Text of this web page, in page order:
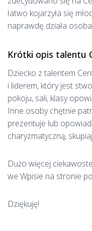
łatwo kojarzyła się
naprawdę działa
Krótki opis talentu
Dziecko z talentem
i liderem, który jest
pokoju, sali, klasy
Inne osoby chętnie
prezentuje lub
charyzmatyczną,
Dużo więcej
we Wpisie na stronie
Dziękuję!